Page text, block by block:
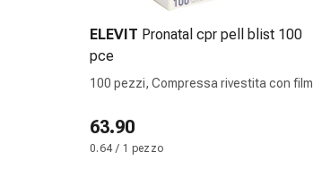
Materiali
di
medicazione
Ustioni
e
scottature
ELEVIT Pronatal cpr pell blist 100
pce
100 pezzi, Compressa rivestita con film
63.90
0.64 / 1 pezzo